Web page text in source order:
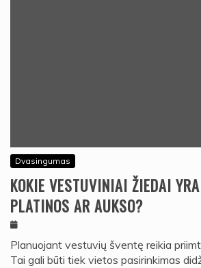
Dvasingumas
KOKIE VESTUVINIAI ŽIEDAI
PLATINOS AR AUKSO?
Planuojant vestuvių šventę reikia
Tai gali būti tiek vietos pasirinkimas